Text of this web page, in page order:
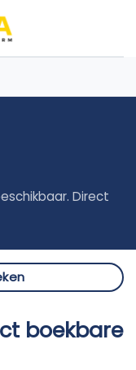
Direct
boekbare